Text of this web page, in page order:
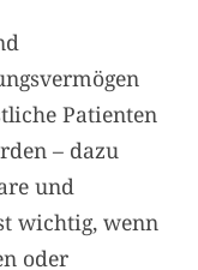
Patienten
– dazu
und
wichtig, wenn
oder